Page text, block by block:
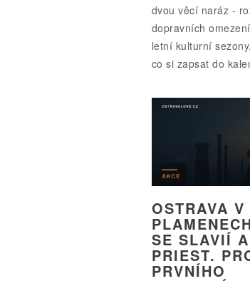
dvou věcí naráz -
dopravních
letní kulturní
co si zapsat do
OSTRAVA V
SE SLAVIÍ
PRIEST.
PRVNÍHO